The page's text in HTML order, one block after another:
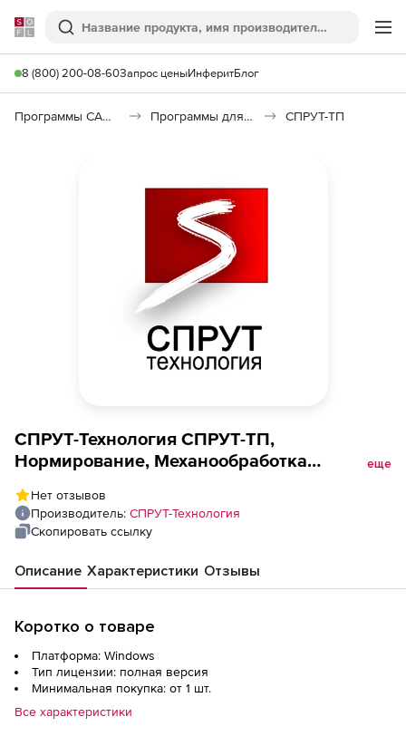
Softline
Поиск
8 (800) 200-08-60Запрос ценыИнферитБлог
Программы САПР и ГИС Программы для машиностроения СПРУТ-ТП
СПРУТ-Технология СПРУТ-ТП,
Нормирование, Механообработка
Долбежная
еще
Нет отзывов
Производитель: СПРУТ-Технология
Скопировать ссылку
Описание Характеристики Отзывы
Коротко о товаре
Платформа: Windows
Тип лицензии: полная версия
Минимальная покупка: от 1 шт.
Все характеристики